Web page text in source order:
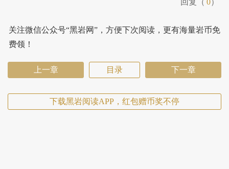
回复（ 0）
关注微信公众号“黑岩网”，方便下次阅读，更有海量岩币免
费领！
上一章 目录 下一章
下载黑岩阅读APP，红包赠币奖不停